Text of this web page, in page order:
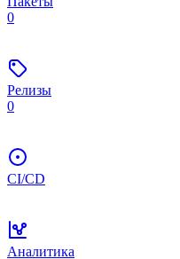
0
Релизы
0
CI/CD
Аналитика